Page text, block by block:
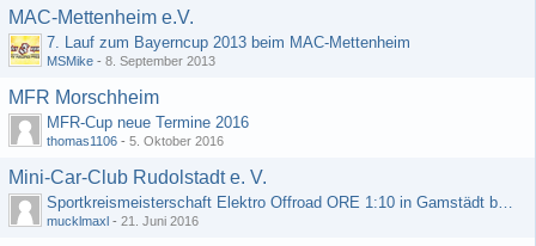
MAC-Mettenheim e.V.
7. Lauf zum Bayerncup 2013 beim MAC-Mettenheim
MSMike - 8. September 2013
MFR Morschheim
MFR-Cup neue Termine 2016
thomas1106 - 5. Oktober 2016
Mini-Car-Club Rudolstadt e. V.
Sportkreismeisterschaft Elektro Offroad ORE 1:10 in Gamstädt bei Erfurt, Outdoor mit Indoor Ausweichmöglichkeit!!!
mucklmaxl - 21. Juni 2016